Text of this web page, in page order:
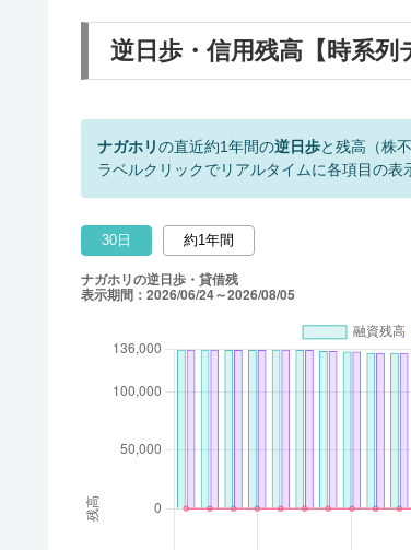
逆日歩・信用残高【時系列
ナガホリの直近約1年間の逆日歩と残高（株
ラベルクリックでリアルタイムに各項目の
30日 約1年間